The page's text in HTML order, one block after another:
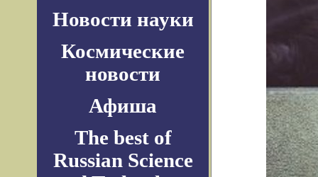
Новости науки
Космические
новости
Афиша
The best of
Russian Science